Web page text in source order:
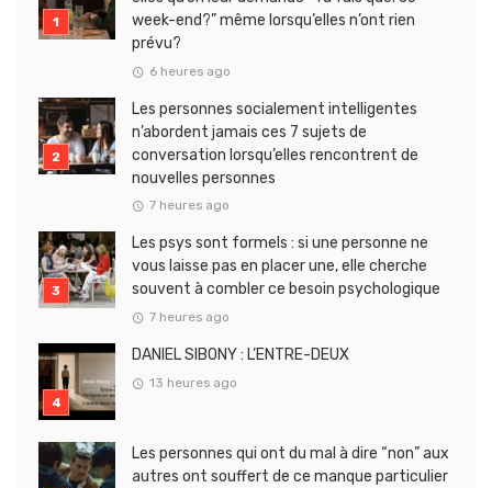
week-end?” même lorsqu’elles n’ont rien
prévu?
6 heures ago
Les personnes socialement intelligentes
n’abordent jamais ces 7 sujets de
conversation lorsqu’elles rencontrent de
nouvelles personnes
7 heures ago
Les psys sont formels : si une personne ne
vous laisse pas en placer une, elle cherche
souvent à combler ce besoin psychologique
7 heures ago
DANIEL SIBONY : L’ENTRE-DEUX
13 heures ago
Les personnes qui ont du mal à dire “non” aux
autres ont souffert de ce manque particulier